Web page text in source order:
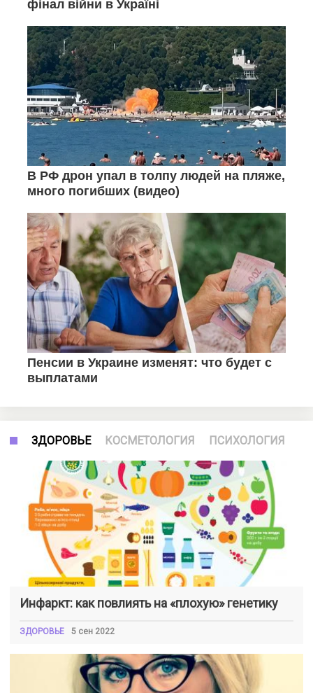
ЗДОРОВЬЕ КОСМЕТОЛОГИЯ ПСИХОЛОГИЯ
Инфаркт: как повлиять на «плохую» генетику
ЗДОРОВЬЕ 5 сен 2022